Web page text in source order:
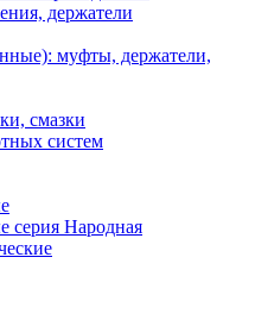
держатели
муфты, держатели,
смазки
систем
серия Народная